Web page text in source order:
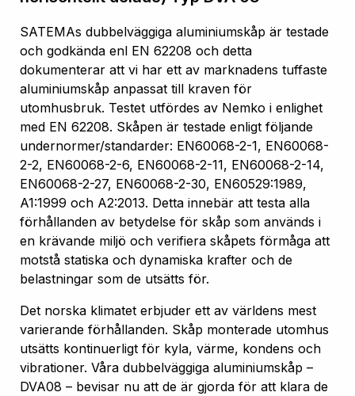
SATEMAs dubbelväggiga aluminiumskåp är testade
och godkända enl EN 62208 och detta
dokumenterar att vi har ett av marknadens tuffaste
aluminiumskåp anpassat till kraven för
utomhusbruk. Testet utfördes av Nemko i enlighet
med EN 62208. Skåpen är testade enligt följande
undernormer/standarder: EN60068-2-1, EN60068-
2-2, EN60068-2-6, EN60068-2-11, EN60068-2-14,
EN60068-2-27, EN60068-2-30, EN60529:1989,
A1:1999 och A2:2013. Detta innebär att testa alla
förhållanden av betydelse för skåp som används i
en krävande miljö och verifiera skåpets förmåga att
motstå statiska och dynamiska krafter och de
belastningar som de utsätts för.
Det norska klimatet erbjuder ett av världens mest
varierande förhållanden. Skåp monterade utomhus
utsätts kontinuerligt för kyla, värme, kondens och
vibrationer. Våra dubbelväggiga aluminiumskåp –
DVA08 – bevisar nu att de är gjorda för att klara de